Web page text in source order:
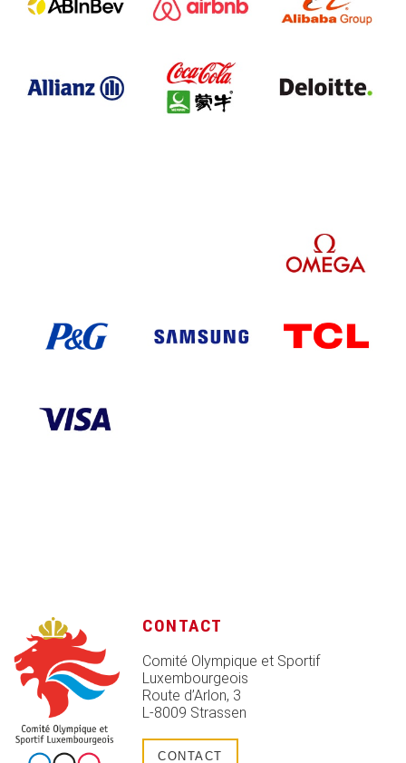
CONTACT
Comité Olympique et Sportif
Luxembourgeois
Route d’Arlon, 3
L-8009 Strassen
CONTACT